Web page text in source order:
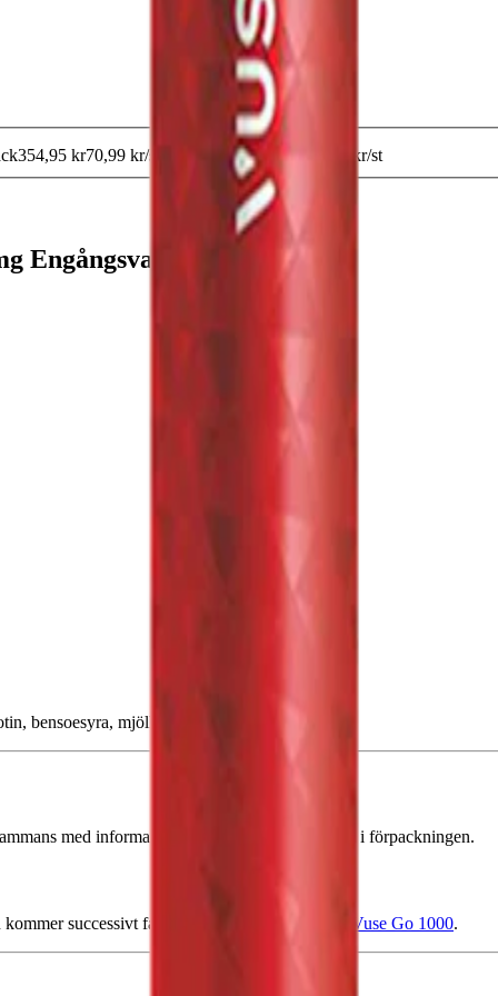
354,95 kr70,99 kr/st 10-pack699,90 kr 69,99 kr/st
Engångsvape
bensoesyra, mjölksyra och vatten.
med information om innehåll och säkerhet i förpackningen.
successivt fasas ut för att ersättas av nya Vuse Go 1000.